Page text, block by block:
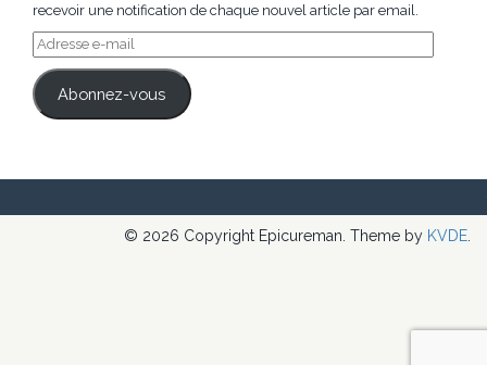
recevoir une notification de chaque nouvel article par email.
Adresse
e-
mail
Abonnez-vous
© 2026 Copyright Epicureman. Theme by KVDE.